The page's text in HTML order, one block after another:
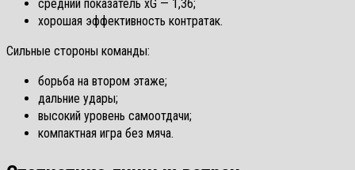
средний показатель xG — 1,36;
хорошая эффективность контратак.
Сильные стороны команды:
борьба на втором этаже;
дальние удары;
высокий уровень самоотдачи;
компактная игра без мяча.